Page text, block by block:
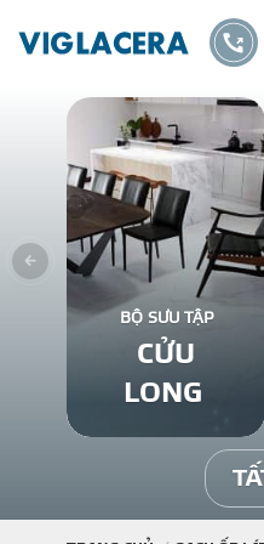
BỘ SƯU TẬP
CỬU
LONG